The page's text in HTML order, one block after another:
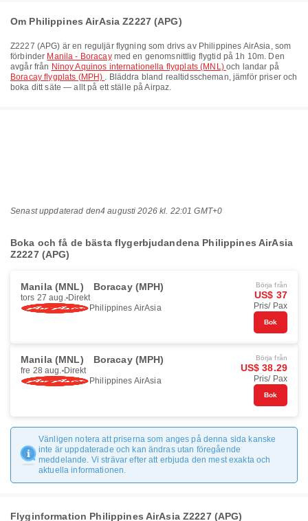
Om Philippines AirAsia Z2227 (APG)
Z2227 (APG) är en reguljär flygning som drivs av Philippines AirAsia, som
förbinder Manila - Boracaymed en genomsnittlig flygtid på 1h 10m. Den
avgår från Ninoy Aquinos internationella flygplats (MNL) och landar på
Boracay flygplats (MPH) . Bläddra bland realtidsscheman, jämför priser och
boka ditt säte — allt på ett ställe på Airpaz.
Senast uppdaterad den4 augusti 2026 kl. 22:01 GMT+0
Boka och få de bästa flygerbjudandena Philippines AirAsia
Z2227 (APG)
Manila (MNL) Boracay (MPH)
tors 27 aug. Direkt
Philippines AirAsia
Börja från
US$ 37
Pris/ Pax
Bok
Manila (MNL) Boracay (MPH)
fre 28 aug. Direkt
Philippines AirAsia
Börja från
US$ 38.29
Pris/ Pax
Bok
Vänligen notera att priserna som anges på denna sida kanske
inte är uppdaterade och kan ändras utan föregående
meddelande. Vi strävar efter att erbjuda den mest exakta och
aktuella informationen.
Flyginformation Philippines AirAsia Z2227 (APG)